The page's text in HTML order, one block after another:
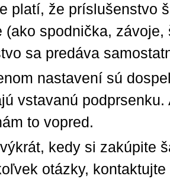
platí, že príslušenstvo
(ako spodnička,
sa predáva
nastavení sú
vstavanú
to vopred.
kedy si zakúpite
otázky,